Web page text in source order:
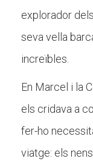
explorador
seva vella
increïbles.
En Marcel i la
els cridava a
fer-ho
viatge: els
Notícies
Butlletins
Diari de la Fundació
Fundesplai als
Xarxes socials